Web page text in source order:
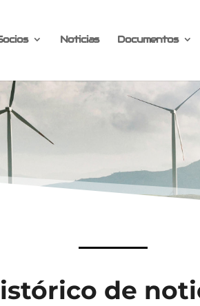
Noticias Documentos
de